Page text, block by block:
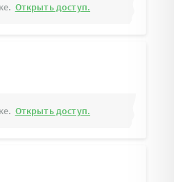
Открыть доступ.
Открыть доступ.